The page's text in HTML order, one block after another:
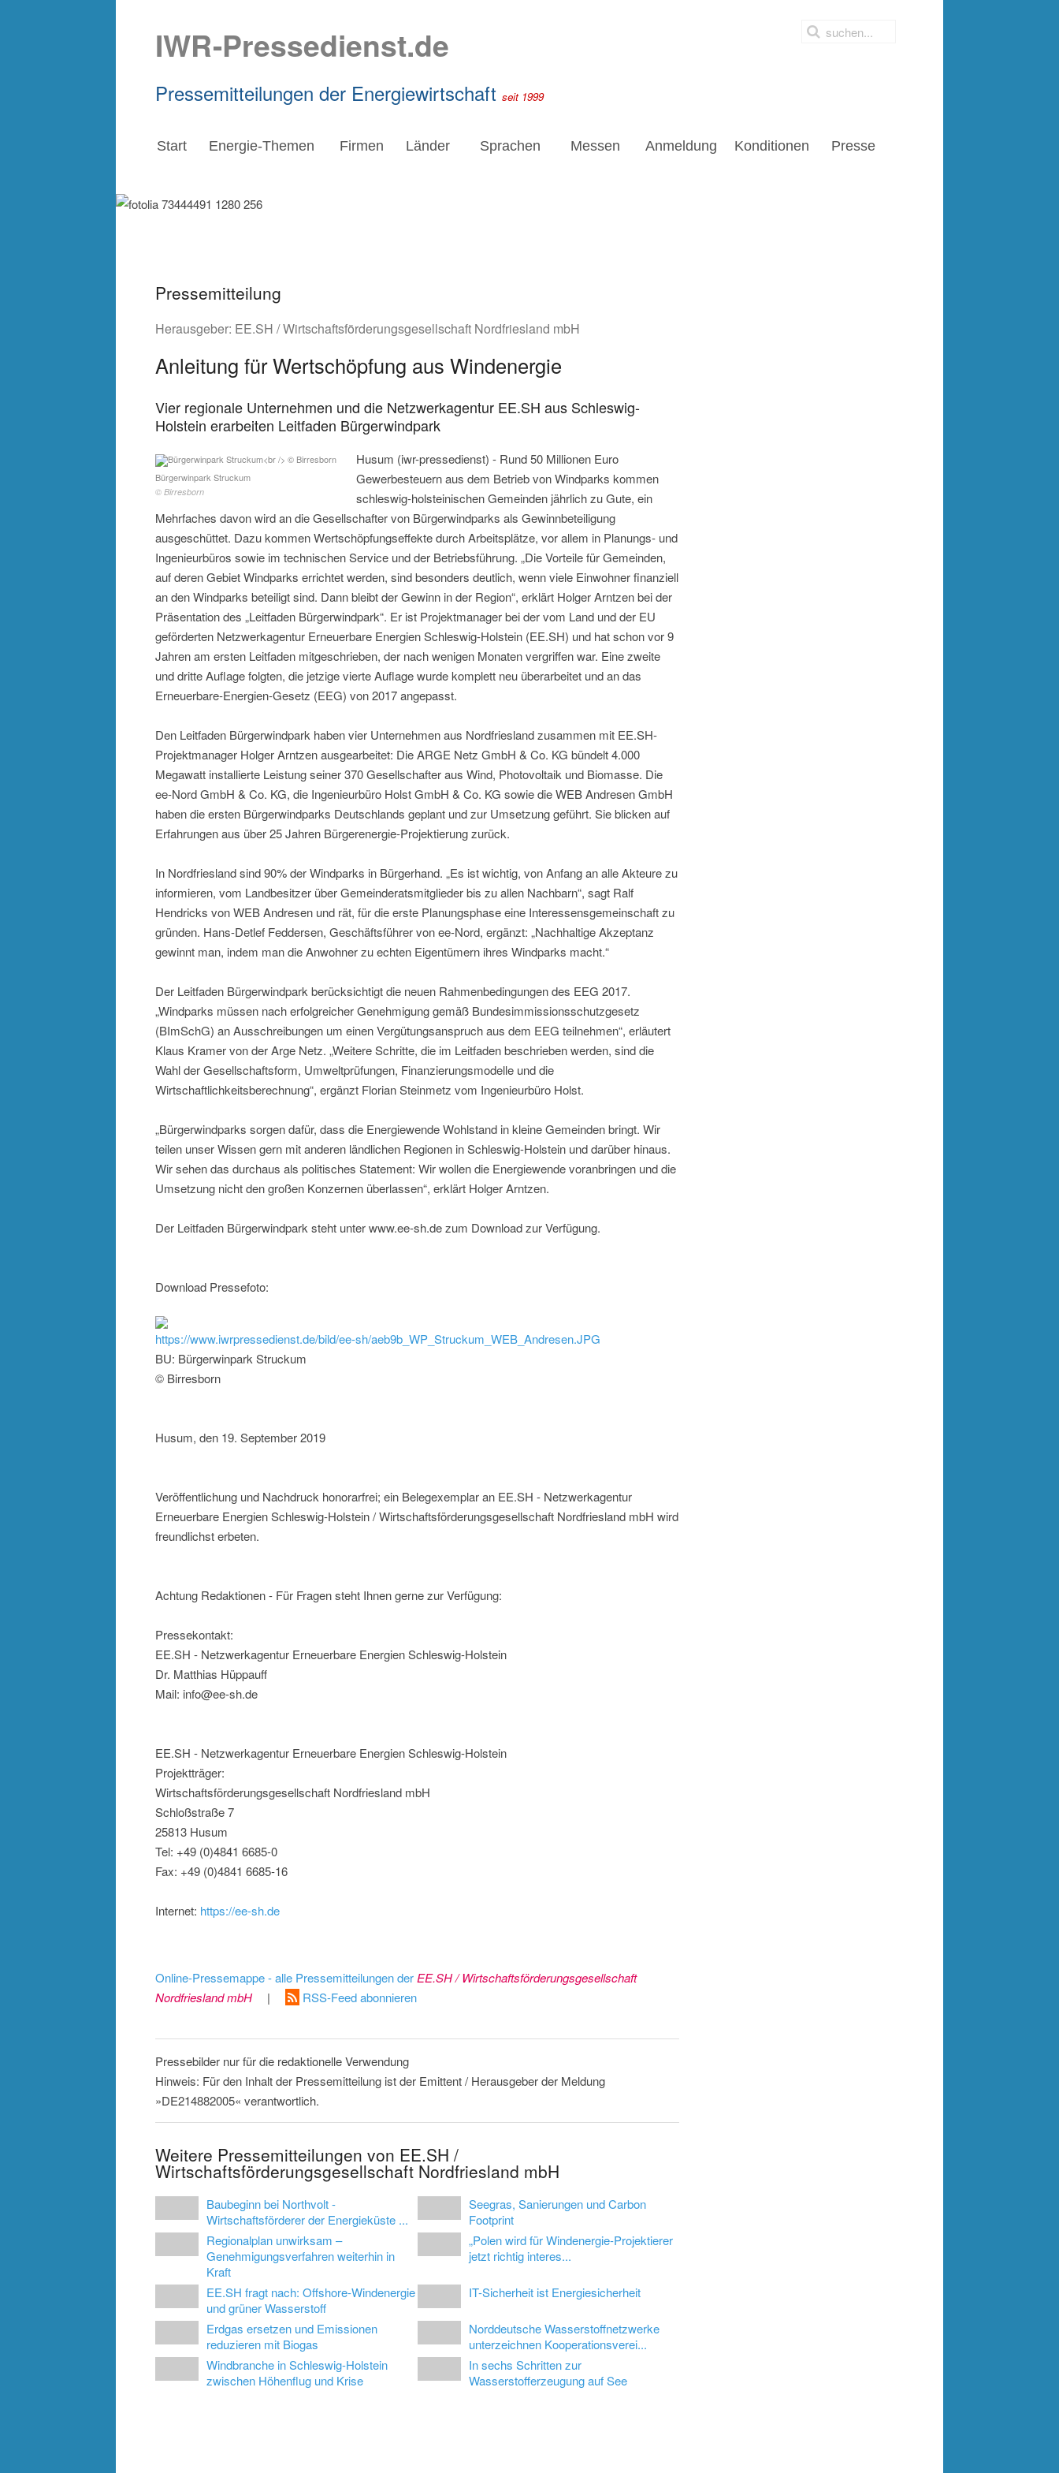
IWR-Pressedienst.de
Pressemitteilungen der Energiewirtschaft seit 1999
Start Energie-Themen Firmen Länder Sprachen Messen Anmeldung Konditionen Presse
Pressemitteilung
Herausgeber: EE.SH / Wirtschaftsförderungsgesellschaft Nordfriesland mbH
Anleitung für Wertschöpfung aus Windenergie
Vier regionale Unternehmen und die Netzwerkagentur EE.SH aus Schleswig-
Holstein erarbeiten Leitfaden Bürgerwindpark
Bürgerwinpark Struckum
© Birresborn
Husum (iwr-pressedienst) - Rund 50 Millionen Euro
Gewerbesteuern aus dem Betrieb von Windparks kommen
schleswig-holsteinischen Gemeinden jährlich zu Gute, ein
Mehrfaches davon wird an die Gesellschafter von Bürgerwindparks als Gewinnbeteiligung
ausgeschüttet. Dazu kommen Wertschöpfungseffekte durch Arbeitsplätze, vor allem in Planungs- und
Ingenieurbüros sowie im technischen Service und der Betriebsführung. „Die Vorteile für Gemeinden,
auf deren Gebiet Windparks errichtet werden, sind besonders deutlich, wenn viele Einwohner finanziell
an den Windparks beteiligt sind. Dann bleibt der Gewinn in der Region“, erklärt Holger Arntzen bei der
Präsentation des „Leitfaden Bürgerwindpark“. Er ist Projektmanager bei der vom Land und der EU
geförderten Netzwerkagentur Erneuerbare Energien Schleswig-Holstein (EE.SH) und hat schon vor 9
Jahren am ersten Leitfaden mitgeschrieben, der nach wenigen Monaten vergriffen war. Eine zweite
und dritte Auflage folgten, die jetzige vierte Auflage wurde komplett neu überarbeitet und an das
Erneuerbare-Energien-Gesetz (EEG) von 2017 angepasst.
Den Leitfaden Bürgerwindpark haben vier Unternehmen aus Nordfriesland zusammen mit EE.SH-
Projektmanager Holger Arntzen ausgearbeitet: Die ARGE Netz GmbH & Co. KG bündelt 4.000
Megawatt installierte Leistung seiner 370 Gesellschafter aus Wind, Photovoltaik und Biomasse. Die
ee-Nord GmbH & Co. KG, die Ingenieurbüro Holst GmbH & Co. KG sowie die WEB Andresen GmbH
haben die ersten Bürgerwindparks Deutschlands geplant und zur Umsetzung geführt. Sie blicken auf
Erfahrungen aus über 25 Jahren Bürgerenergie-Projektierung zurück.
In Nordfriesland sind 90% der Windparks in Bürgerhand. „Es ist wichtig, von Anfang an alle Akteure zu
informieren, vom Landbesitzer über Gemeinderatsmitglieder bis zu allen Nachbarn“, sagt Ralf
Hendricks von WEB Andresen und rät, für die erste Planungsphase eine Interessensgemeinschaft zu
gründen. Hans-Detlef Feddersen, Geschäftsführer von ee-Nord, ergänzt: „Nachhaltige Akzeptanz
gewinnt man, indem man die Anwohner zu echten Eigentümern ihres Windparks macht.“
Der Leitfaden Bürgerwindpark berücksichtigt die neuen Rahmenbedingungen des EEG 2017.
„Windparks müssen nach erfolgreicher Genehmigung gemäß Bundesimmissionsschutzgesetz
(BImSchG) an Ausschreibungen um einen Vergütungsanspruch aus dem EEG teilnehmen“, erläutert
Klaus Kramer von der Arge Netz. „Weitere Schritte, die im Leitfaden beschrieben werden, sind die
Wahl der Gesellschaftsform, Umweltprüfungen, Finanzierungsmodelle und die
Wirtschaftlichkeitsberechnung“, ergänzt Florian Steinmetz vom Ingenieurbüro Holst.
„Bürgerwindparks sorgen dafür, dass die Energiewende Wohlstand in kleine Gemeinden bringt. Wir
teilen unser Wissen gern mit anderen ländlichen Regionen in Schleswig-Holstein und darüber hinaus.
Wir sehen das durchaus als politisches Statement: Wir wollen die Energiewende voranbringen und die
Umsetzung nicht den großen Konzernen überlassen“, erklärt Holger Arntzen.
Der Leitfaden Bürgerwindpark steht unter www.ee-sh.de zum Download zur Verfügung.
Download Pressefoto:
https://www.iwrpressedienst.de/bild/ee-sh/aeb9b_WP_Struckum_WEB_Andresen.JPG
BU: Bürgerwinpark Struckum
© Birresborn
Husum, den 19. September 2019
Veröffentlichung und Nachdruck honorarfrei; ein Belegexemplar an EE.SH - Netzwerkagentur
Erneuerbare Energien Schleswig-Holstein / Wirtschaftsförderungsgesellschaft Nordfriesland mbH wird
freundlichst erbeten.
Achtung Redaktionen - Für Fragen steht Ihnen gerne zur Verfügung:
Pressekontakt:
EE.SH - Netzwerkagentur Erneuerbare Energien Schleswig-Holstein
Dr. Matthias Hüppauff
Mail: info@ee-sh.de
EE.SH - Netzwerkagentur Erneuerbare Energien Schleswig-Holstein
Projektträger:
Wirtschaftsförderungsgesellschaft Nordfriesland mbH
Schloßstraße 7
25813 Husum
Tel: +49 (0)4841 6685-0
Fax: +49 (0)4841 6685-16
Internet: https://ee-sh.de
Online-Pressemappe - alle Pressemitteilungen der EE.SH / Wirtschaftsförderungsgesellschaft
Nordfriesland mbH
| RSS-Feed abonnieren
Pressebilder nur für die redaktionelle Verwendung
Hinweis: Für den Inhalt der Pressemitteilung ist der Emittent / Herausgeber der Meldung
»DE214882005« verantwortlich.
Weitere Pressemitteilungen von EE.SH /
Wirtschaftsförderungsgesellschaft Nordfriesland mbH
Baubeginn bei Northvolt -
Wirtschaftsförderer der Energieküste ...
Seegras, Sanierungen und Carbon
Footprint
Regionalplan unwirksam –
Genehmigungsverfahren weiterhin in
Kraft
„Polen wird für Windenergie-Projektierer
jetzt richtig interes...
EE.SH fragt nach: Offshore-Windenergie
und grüner Wasserstoff
IT-Sicherheit ist Energiesicherheit
Erdgas ersetzen und Emissionen
reduzieren mit Biogas
Norddeutsche Wasserstoffnetzwerke
unterzeichnen Kooperationsverei...
Windbranche in Schleswig-Holstein
zwischen Höhenflug und Krise
In sechs Schritten zur
Wasserstofferzeugung auf See